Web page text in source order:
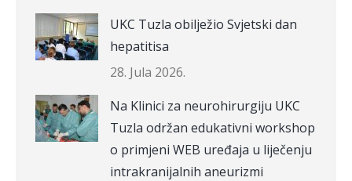
UKC Tuzla obilježio Svjetski dan
hepatitisa
28. Jula 2026.
Na Klinici za neurohirurgiju UKC
Tuzla održan edukativni workshop
o primjeni WEB uređaja u liječenju
intrakranijalnih aneurizmi